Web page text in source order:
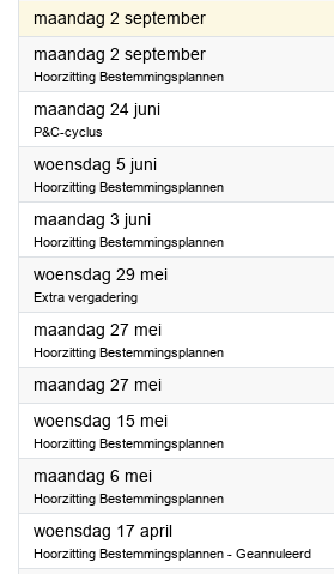
maandag 2 september2024
maandag 2 september2024
Hoorzitting Bestemmingsplannen
maandag 24 juni2024
P&C-cyclus
woensdag 5 juni2024
Hoorzitting Bestemmingsplannen
maandag 3 juni2024
Hoorzitting Bestemmingsplannen
woensdag 29 mei2024
Extra vergadering
maandag 27 mei2024
Hoorzitting Bestemmingsplannen
maandag 27 mei2024
woensdag 15 mei2024
Hoorzitting Bestemmingsplannen
maandag 6 mei2024
Hoorzitting Bestemmingsplannen
woensdag 17 april2024
Hoorzitting Bestemmingsplannen - Geannuleerd